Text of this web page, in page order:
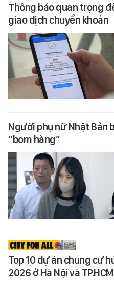
Thông báo quan trọng
giao dịch chuyển khoản
Người phụ nữ Nhật Bản
“bom hàng”
Top 10 dự án chung cư
2026 ở Hà Nội và